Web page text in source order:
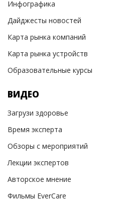
Инфографика
Дайджесты новостей
Карта рынка компаний
Карта рынка устройств
Образовательные курсы
ВИДЕО
Загрузи здоровье
Время эксперта
Обзоры с мероприятий
Лекции экспертов
Авторское мнение
Фильмы EverCare